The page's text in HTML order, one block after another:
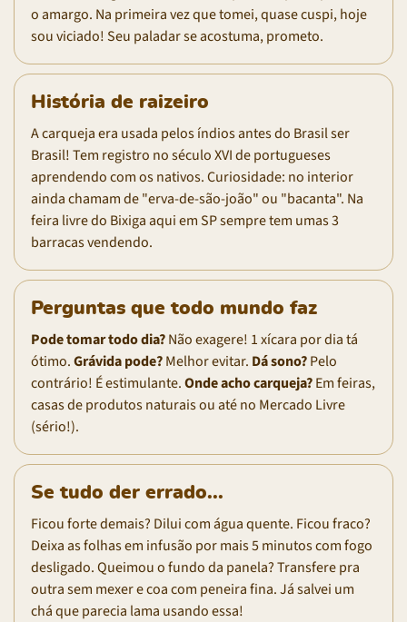
o amargo. Na primeira vez que tomei, quase cuspi, hoje
sou viciado! Seu paladar se acostuma, prometo.
História de raizeiro
A carqueja era usada pelos índios antes do Brasil ser
Brasil! Tem registro no século XVI de portugueses
aprendendo com os nativos. Curiosidade: no interior
ainda chamam de "erva-de-são-joão" ou "bacanta". Na
feira livre do Bixiga aqui em SP sempre tem umas 3
barracas vendendo.
Perguntas que todo mundo faz
Pode tomar todo dia?Não exagere! 1 xícara por dia tá
ótimo.Grávida pode?Melhor evitar. Dá sono?Pelo
contrário! É estimulante.Onde acho carqueja?Em feiras,
casas de produtos naturais ou até no Mercado Livre
(sério!).
Se tudo der errado...
Ficou forte demais? Dilui com água quente. Ficou fraco?
Deixa as folhas em infusão por mais 5 minutos com fogo
desligado. Queimou o fundo da panela? Transfere pra
outra sem mexer e coa com peneira fina. Já salvei um
chá que parecia lama usando essa!